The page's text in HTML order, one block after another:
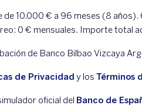
de 10.000 € a 96 meses (8 años).
0 € mensuales. Importe total
de Banco Bilbao Vizcaya
de Privacidad y los Términos
oficial del Banco de